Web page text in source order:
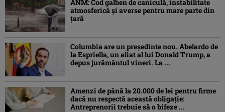
ANM: Cod galben de caniculă, instabilitate
atmosferică și averse pentru mare parte din
țară
Columbia are un președinte nou. Abelardo de
la Espriella, un aliat al lui Donald Trump, a
depus jurământul vineri. La ...
Amenzi de până la 20.000 de lei pentru firme
dacă nu respectă această obligație:
Antreprenorii trebuie să o bifeze ...